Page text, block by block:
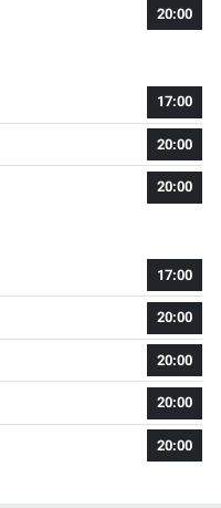
20:00
17:00
20:00
20:00
17:00
20:00
20:00
20:00
20:00